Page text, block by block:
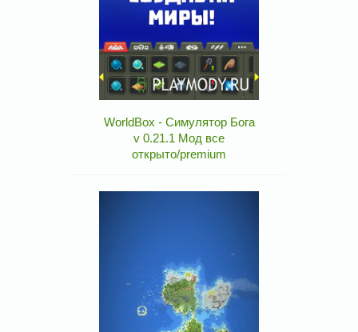
WorldBox - Симулятор Бога
v 0.21.1 Мод все
открыто/premium